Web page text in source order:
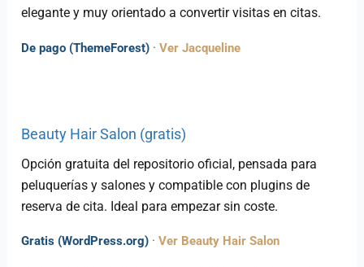
elegante y muy orientado a convertir visitas en citas.
De pago (ThemeForest) ·Ver Jacqueline
Beauty Hair Salon (gratis)
Opción gratuita del repositorio oficial, pensada para
peluquerías y salones y compatible con plugins de
reserva de cita. Ideal para empezar sin coste.
Gratis (WordPress.org) ·Ver Beauty Hair Salon